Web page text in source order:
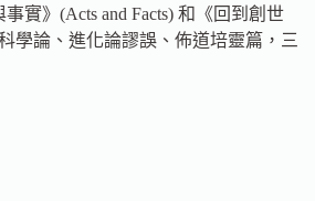
實》(Acts and Facts) 和《回到創世
學論、進化論謬誤、佈道培靈篇，三